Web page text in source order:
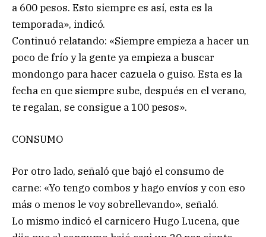
a 600 pesos. Esto siempre es así, esta es la
temporada», indicó.
Continuó relatando: «Siempre empieza a hacer un
poco de frío y la gente ya empieza a buscar
mondongo para hacer cazuela o guiso. Esta es la
fecha en que siempre sube, después en el verano,
te regalan, se consigue a 100 pesos».
CONSUMO
Por otro lado, señaló que bajó el consumo de
carne: «Yo tengo combos y hago envíos y con eso
más o menos le voy sobrellevando», señaló.
Lo mismo indicó el carnicero Hugo Lucena, que